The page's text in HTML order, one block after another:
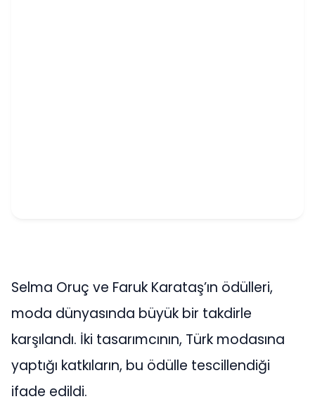
Selma Oruç ve Faruk Karataş’ın ödülleri,
moda dünyasında büyük bir takdirle
karşılandı. İki tasarımcının, Türk modasına
yaptığı katkıların, bu ödülle tescillendiği
ifade edildi.